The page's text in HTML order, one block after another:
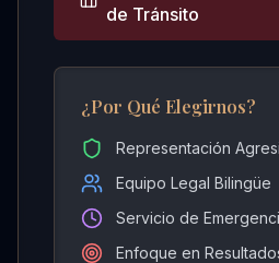
de Tránsito
¿Por Qué Elegirnos?
Representación
Equipo Legal Bilingüe
Servicio de
Enfoque en